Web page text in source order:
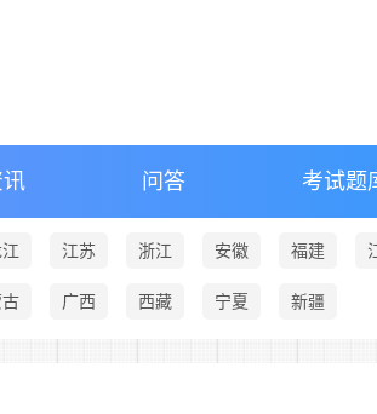
问答 考试题
江苏 浙江 安徽 福建
广西 西藏 宁夏 新疆